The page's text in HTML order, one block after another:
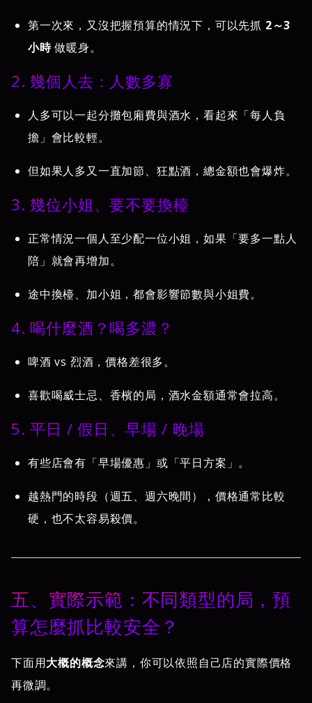
第一次來，又沒把握預算的情況下，可以先抓 2～3
小時做暖身。
2. 幾個人去：人數多寡
人多可以一起分攤包廂費與酒水，看起來「每人負
擔」會比較輕。
但如果人多又一直加節、狂點酒，總金額也會爆炸。
3. 幾位小姐、要不要換檯
正常情況一個人至少配一位小姐，如果「要多一點人
陪」就會再增加。
途中換檯、加小姐，都會影響節數與小姐費。
4. 喝什麼酒？喝多濃？
啤酒 vs 烈酒，價格差很多。
喜歡喝威士忌、香檳的局，酒水金額通常會拉高。
5. 平日 / 假日、早場 / 晚場
有些店會有「早場優惠」或「平日方案」。
越熱門的時段（週五、週六晚間），價格通常比較
硬，也不太容易殺價。
五、實際示範：不同類型的局，預
算怎麼抓比較安全？
下面用大概的概念來講，你可以依照自己店的實際價格
再微調。